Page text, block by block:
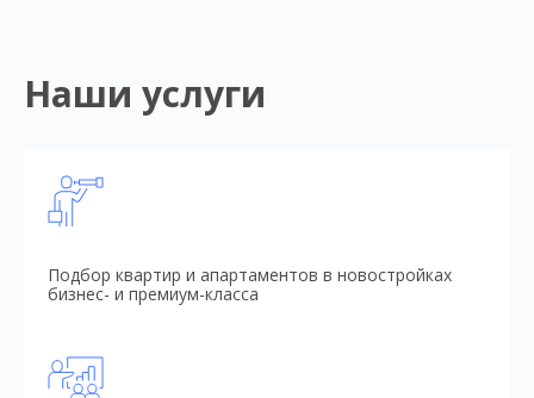
Наши услуги
Подбор квартир и апартаментов в новостройках
бизнес- и премиум-класса